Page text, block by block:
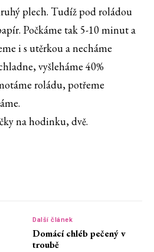
plech. Tudíž pod roládou
Počkáme tak 5-10 minut a
i s utěrkou a necháme
vyšleháme 40%
roládu, potřeme
na hodinku, dvě.
Další článek
Domácí chléb pečený v
troubě